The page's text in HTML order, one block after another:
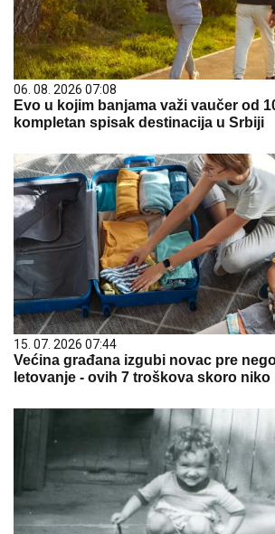
06. 08. 2026 07:08
Evo u kojim banjama važi vaučer od
kompletan spisak destinacija u Srbiji
15. 07. 2026 07:44
Većina građana izgubi novac pre
letovanje - ovih 7 troškova skoro niko